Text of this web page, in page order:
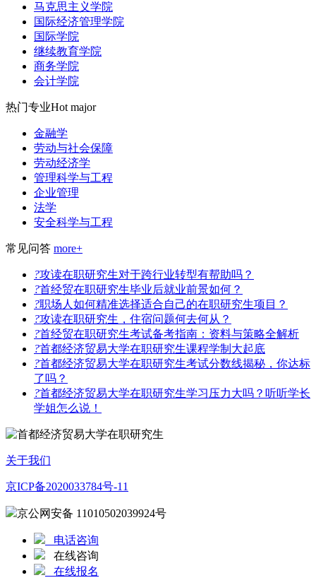
马克思主义学院
国际经济管理学院
国际学院
继续教育学院
商务学院
会计学院
热门专业Hot major
金融学
劳动与社会保障
劳动经济学
管理科学与工程
企业管理
法学
安全科学与工程
常见问答 more+
?攻读在职研究生对于跨行业转型有帮助吗？
?首经贸在职研究生毕业后就业前景如何？
?职场人如何精准选择适合自己的在职研究生项目？
?攻读在职研究生，住宿问题何去何从？
?首经贸在职研究生考试备考指南：资料与策略全解析
?首都经济贸易大学在职研究生课程学制大起底
?首都经济贸易大学在职研究生考试分数线揭秘，你达标
了吗？
?首都经济贸易大学在职研究生学习压力大吗？听听学长
学姐怎么说！
关于我们
京ICP备2020033784号-11
京公网安备 11010502039924号
电话咨询
在线咨询
在线报名